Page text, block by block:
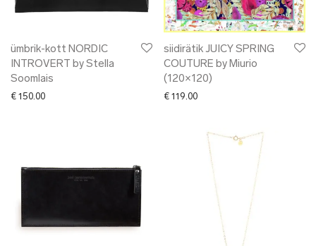
ümbrik-kott NORDIC
INTROVERT by Stella
Soomlais
€ 150.00
siidirätik JUICY SPRING
COUTURE by Miurio
(120×120)
€ 119.00